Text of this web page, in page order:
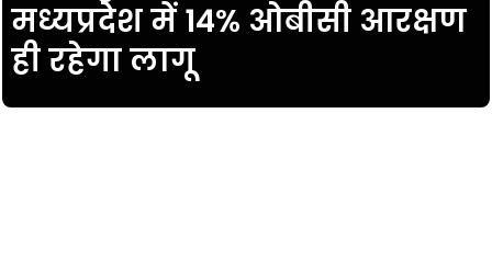
मध्यप्रदेश में 14% ओबीसी आरक्षण
ही रहेगा लागू